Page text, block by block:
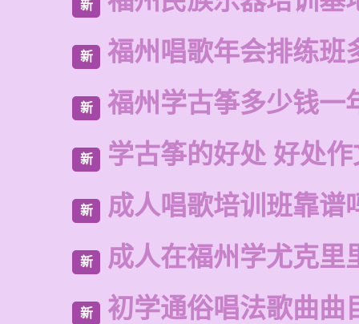
新
新 福州唱歌年会排练班
新 福州学古筝多少钱一
新 学古筝的好处 好处作
新 成人唱歌培训班靠谱
新 成人在福州学尤克里
新 初学通俗唱法歌曲曲